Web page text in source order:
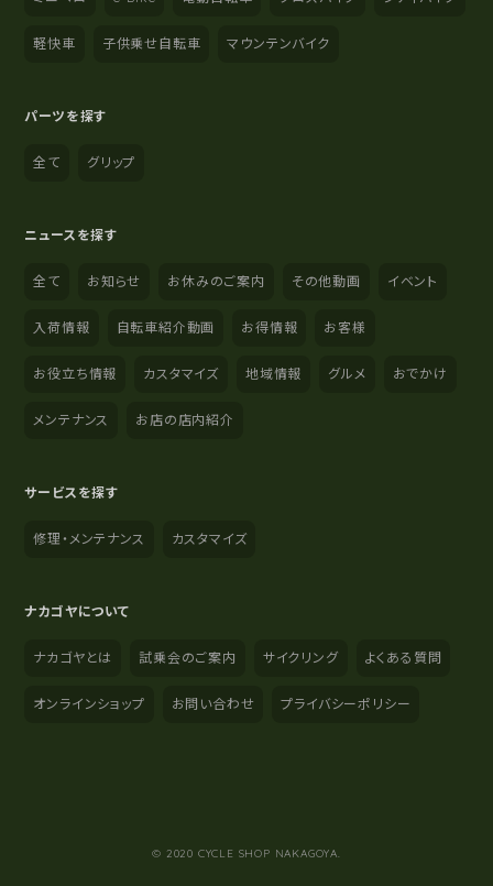
軽快車 子供乗せ自転車 マウンテンバイク
パーツを探す
全て グリップ
ニュースを探す
全て お知らせ お休みのご案内 その他動画 イベント
入荷情報 自転車紹介動画 お得情報 お客様
お役立ち情報 カスタマイズ 地域情報 グルメ おでかけ
メンテナンス お店の店内紹介
サービスを探す
修理・メンテナンス カスタマイズ
ナカゴヤについて
ナカゴヤとは 試乗会のご案内 サイクリング よくある質問
オンラインショップ お問い合わせ プライバシーポリシー
© 2020 CYCLE SHOP NAKAGOYA.